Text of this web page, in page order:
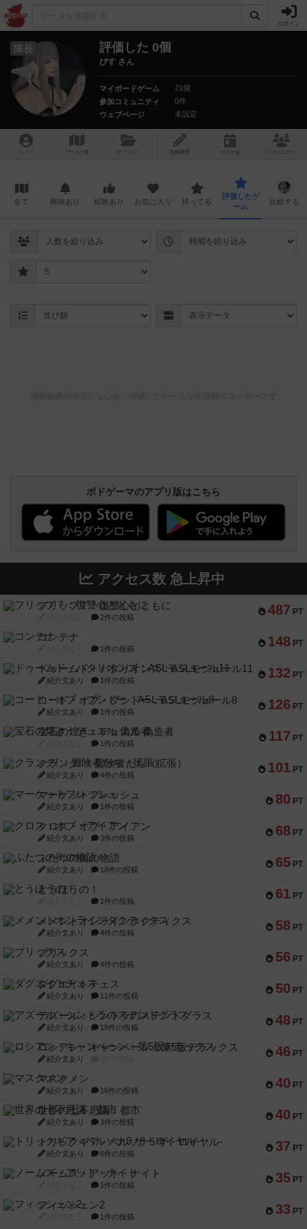
ログイン
隊長 評価した 0個
びす さん
マイボードゲーム
21個
参加コミュニティ
0件
ウェブページ
未設定
トップ ゲーム一覧 マイリスト 投稿履歴 ボ ドゲ コミュニティ
全て 興味あり 経験あり お気に入り 持ってる
評価したゲ
ーム
比較する
ボドゲーマのアプリ版はこちら
アクセス数 急上昇中
487 PT
フリップ７：復讐心とともに
2件の投稿
148 PT
コンテナ
1件の投稿
132 PT
ドゥームド・バタリオンズ：ASLモジュール11
紹介文あり 1件の投稿
126 PT
コード・オブ・ブシドー：ASLモジュール8
紹介文あり 1件の投稿
117 PT
宝石の煌き：デュエル 偽造者
1件の投稿
101 PT
クランク! ：冒険者たち（拡張）
紹介文あり 4件の投稿
80 PT
マーケットフレッシュ
紹介文あり 1件の投稿
68 PT
クロス・オブ・アイアン
紹介文あり 3件の投稿
65 PT
ふたつの街の物語
紹介文あり 18件の投稿
61 PT
とうほうの！
1件の投稿
58 PT
メメントオンラインタクティクス
紹介文あり 4件の投稿
56 PT
ブリックス
紹介文あり 4件の投稿
50 PT
ダグエイトチェス
紹介文あり 11件の投稿
48 PT
アズール：シントラのステンドグラス
紹介文あり 18件の投稿
46 PT
ロシアン・キャンペーン：第5版デラックス
紹介文あり
40 PT
マスクメン
紹介文あり 16件の投稿
40 PT
世界の七不思議：都市
紹介文あり 3件の投稿
37 PT
トリックギア - ペルソナ5 ザ・ロイヤル-
紹介文あり 6件の投稿
35 PT
ノームズ・アット・ナイト
1件の投稿
33 PT
フィッシェン2
1件の投稿